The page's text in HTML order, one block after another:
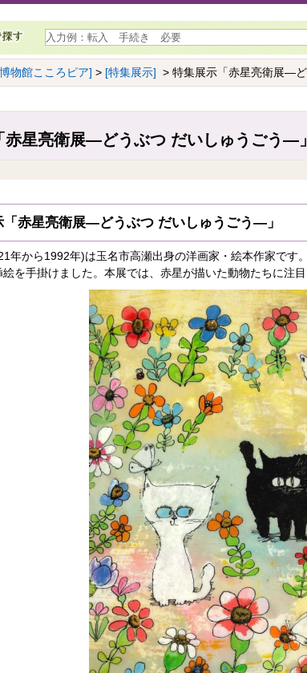
物館こころピア] > [特集展示] > 特集展示「赤星亮衛展―
赤星亮衛展―どうぶつ だいしゅうごう―」
「赤星亮衛展―どうぶつ だいしゅうごう―」
年から1992年)は玉名市高瀬出身の洋画家・絵本作家です
を手掛けました。本展では、赤星が描いた動物たちに注